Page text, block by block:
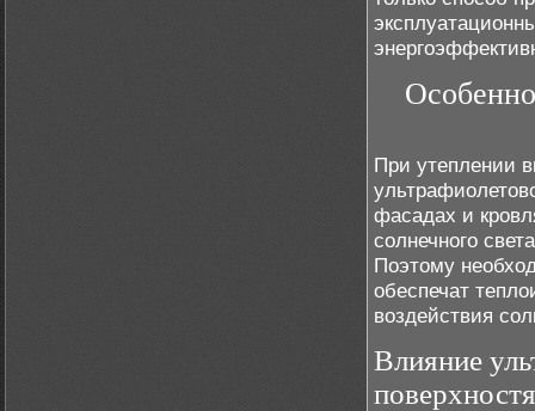
При утеплении
фасадах и
солнечного
Поэтому
обеспечат
воздействия
Влияние